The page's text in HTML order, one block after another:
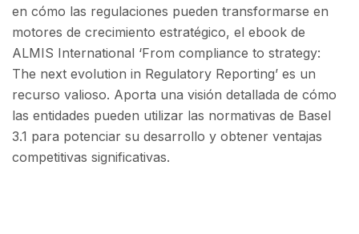
en cómo las regulaciones pueden transformarse en
motores de crecimiento estratégico, el ebook de
ALMIS International ‘From compliance to strategy:
The next evolution in Regulatory Reporting’ es un
recurso valioso. Aporta una visión detallada de cómo
las entidades pueden utilizar las normativas de Basel
3.1 para potenciar su desarrollo y obtener ventajas
competitivas significativas.